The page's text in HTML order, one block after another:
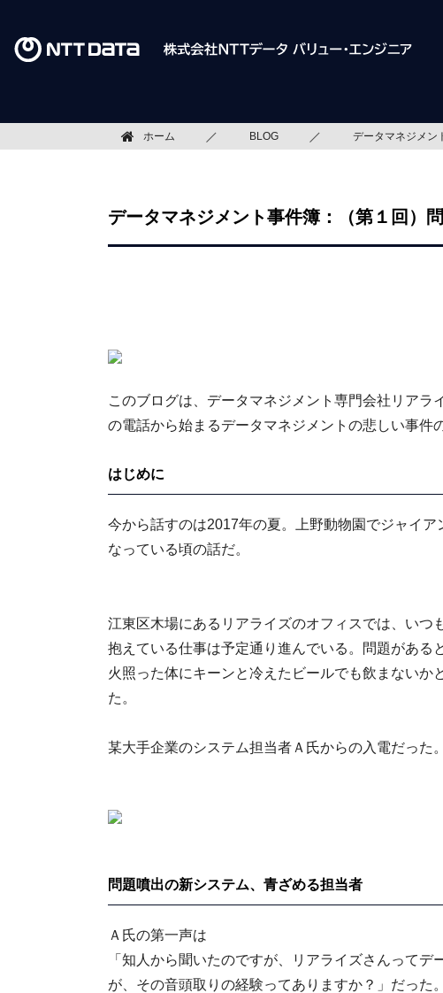
ホーム BLOG データマネジメン
データマネジメント事件簿：（第１回）
このブログは、データマネジメント専門会社リア
の電話から始まるデータマネジメントの悲しい事件
はじめに
今から話すのは2017年の夏。上野動物園でジャイ
なっている頃の話だ。
江東区木場にあるリアライズのオフィスでは、いつ
抱えている仕事は予定通り進んでいる。問題がある
火照った体にキーンと冷えたビールでも飲まない
た。
某大手企業のシステム担当者Ａ氏からの入電だった。
問題噴出の新システム、青ざめる担当者
Ａ氏の第一声は
「知人から聞いたのですが、リアライズさんって
が、その音頭取りの経験ってありますか？」だった。